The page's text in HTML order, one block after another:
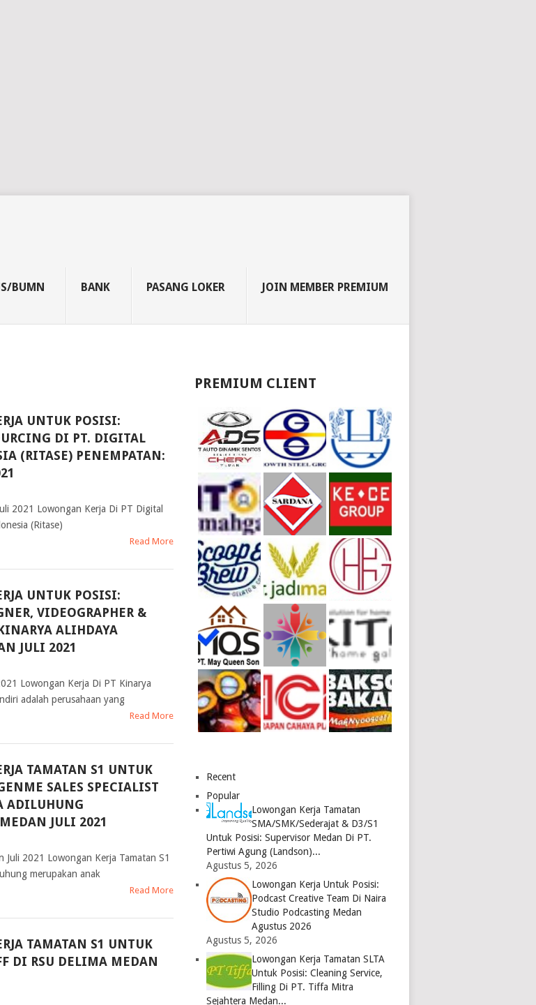
BUMN BANK PASANG LOKER JOIN MEMBER PREMIUM
UNTUK POSISI:
DI PT. DIGITAL
(RITASE) PENEMPATAN:
2021 Lowongan Kerja Di PT Digital
(Ritase)
Read More
UNTUK POSISI:
VIDEOGRAPHER &
ALIHDAYA
JULI 2021
Lowongan Kerja Di PT Kinarya
adalah perusahaan yang
Read More
TAMATAN S1 UNTUK
SALES SPECIALIST
ADILUHUNG
JULI 2021
2021 Lowongan Kerja Tamatan S1
merupakan anak
Read More
TAMATAN S1 UNTUK
DI RSU DELIMA MEDAN
PREMIUM CLIENT
Recent
Popular
Lowongan Kerja Tamatan
SMA/SMK/Sederajat & D3/S1
Untuk Posisi: Supervisor Medan Di PT.
Pertiwi Agung (Landson)...
Agustus 5, 2026
Lowongan Kerja Untuk Posisi:
Podcast Creative Team Di Naira
Studio Podcasting Medan
Agustus 2026
Agustus 5, 2026
Lowongan Kerja Tamatan SLTA
Untuk Posisi: Cleaning Service,
Filling Di PT. Tiffa Mitra
Sejahtera Medan...